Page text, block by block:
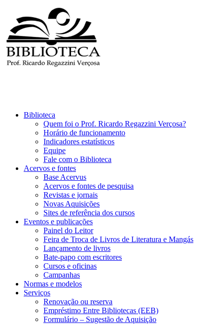
Biblioteca
Quem foi o Prof. Ricardo Regazzini Verçosa?
Horário de funcionamento
Indicadores estatísticos
Equipe
Fale com o Biblioteca
Acervos e fontes
Base Acervus
Acervos e fontes de pesquisa
Revistas e jornais
Novas Aquisições
Sites de referência dos cursos
Eventos e publicações
Painel do Leitor
Feira de Troca de Livros de Literatura e Mangás
Lançamento de livros
Bate-papo com escritores
Cursos e oficinas
Campanhas
Normas e modelos
Serviços
Renovação ou reserva
Empréstimo Entre Bibliotecas (EEB)
Formulário – Sugestão de Aquisição